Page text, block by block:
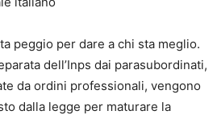
peggio per dare a chi sta meglio.
dell’Inps dai parasubordinati,
da ordini professionali, vengono
dalla legge per maturare la